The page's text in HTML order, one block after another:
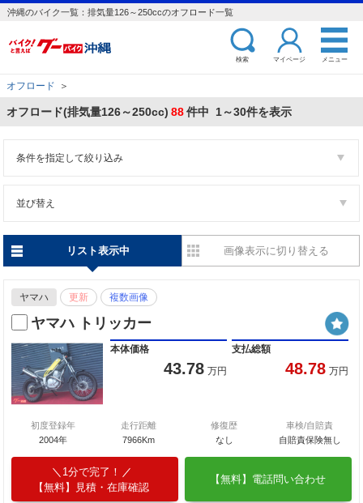
沖縄のバイク一覧：排気量126～250ccのオフロード一覧
検索 マイページ メニュー
オフロード ＞
オフロード(排気量126～250cc) 88件中 1～30件を表示
条件を指定して絞り込み
並び替え
リスト表示中 画像表示に切り替える
ヤマハ 更新 複数画像
ヤマハ トリッカー
本体価格
43.78 万円
支払総額
48.78 万円
初度登録年
2004年
走行距離
7966Km
修復歴
なし
車検/自賠責
自賠責保険無し
1分で完了！
【無料】見積・在庫確認
【無料】電話問い合わせ